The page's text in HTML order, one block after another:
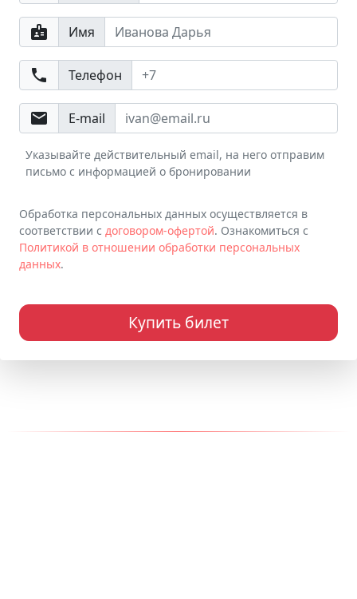
badge Имя
phone Телефон
email E-mail
Указывайте действительный email, на него отправим
письмо с информацией о бронировании
Обработка персональных данных осуществляется в
соответствии с договором-офертой. Ознакомиться с
Политикой в отношении обработки персональных
данных.
Купить билет